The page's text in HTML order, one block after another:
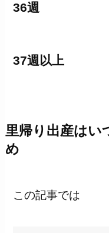
36週
37週以上
里帰り出産はい
め
この記事では